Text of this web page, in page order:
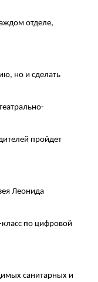
отделе,
но и сделать
пройдет
Леонида
по цифровой
санитарных и